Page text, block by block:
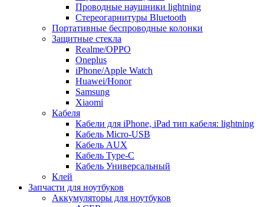
Проводные наушники lightning
Стереогарнитуры Bluetooth
Портативные беспроводные колонки
Защитные стекла
Realme/OPPO
Oneplus
iPhone/Apple Watch
Huawei/Honor
Samsung
Xiaomi
Кабеля
Кабели для iPhone, iPad тип кабеля: lightning
Кабель Micro-USB
Кабель AUX
Кабель Type-C
Кабель Универсальный
Клей
Запчасти для ноутбуков
Аккумуляторы для ноутбуков